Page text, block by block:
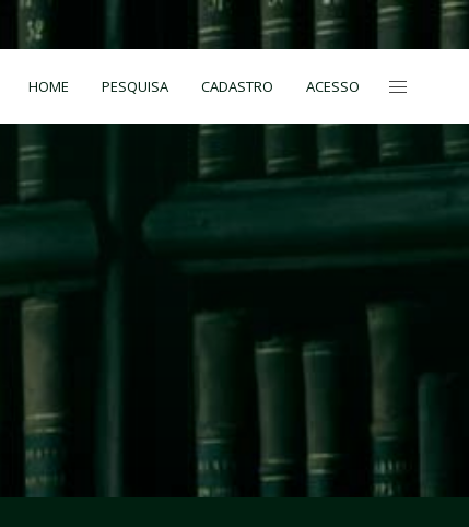
HOME PESQUISA CADASTRO ACESSO